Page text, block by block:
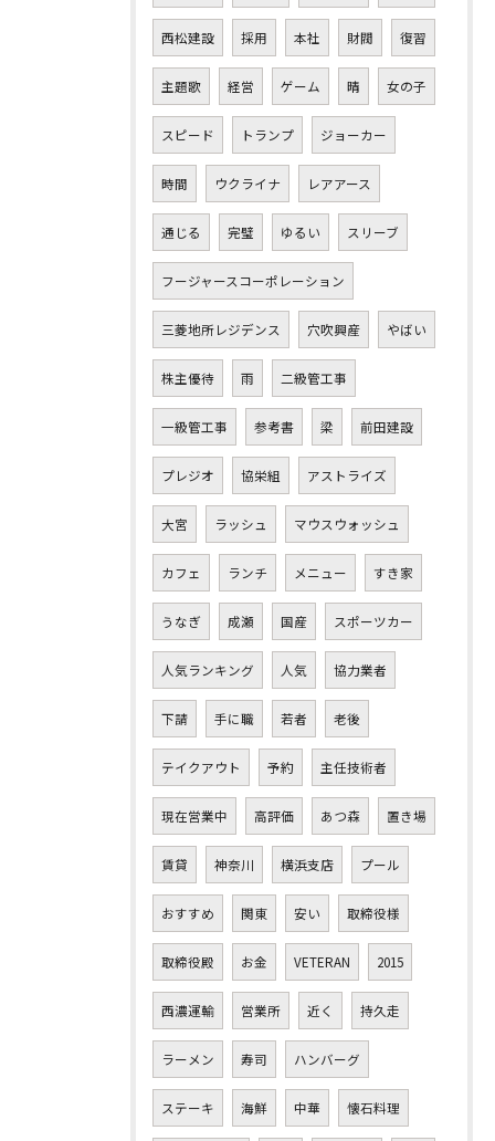
西松建設 採用 本社 財閥 復習
主題歌 経営 ゲーム 晴 女の子
スピード トランプ ジョーカー
時間 ウクライナ レアアース
通じる 完璧 ゆるい スリーブ
フージャースコーポレーション
三菱地所レジデンス 穴吹興産 やばい
株主優待 雨 二級管工事
一級管工事 参考書 梁 前田建設
プレジオ 協栄組 アストライズ
大宮 ラッシュ マウスウォッシュ
カフェ ランチ メニュー すき家
うなぎ 成瀬 国産 スポーツカー
人気ランキング 人気 協力業者
下請 手に職 若者 老後
テイクアウト 予約 主任技術者
現在営業中 高評価 あつ森 置き場
賃貸 神奈川 横浜支店 プール
おすすめ 関東 安い 取締役様
取締役殿 お金 VETERAN 2015
西濃運輸 営業所 近く 持久走
ラーメン 寿司 ハンバーグ
ステーキ 海鮮 中華 懐石料理